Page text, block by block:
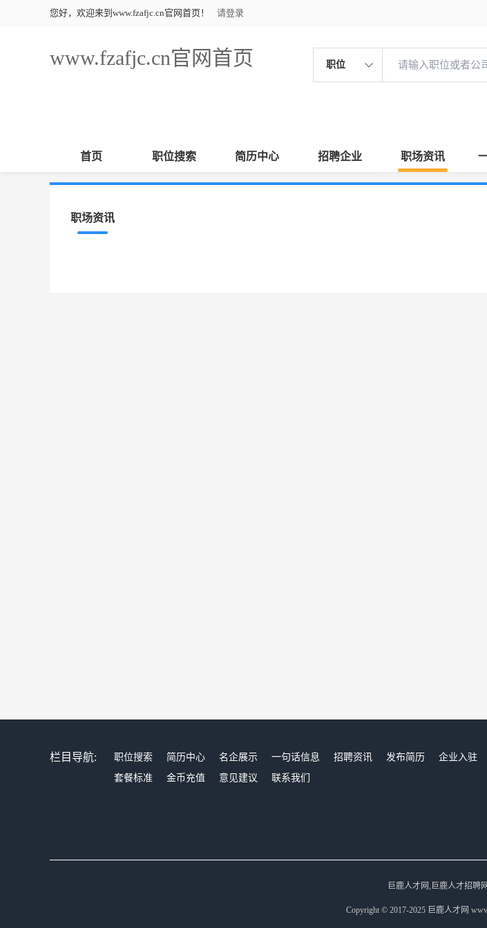
您好，欢迎来到www.fzafjc.cn官网首页！ 请登录
www.fzafjc.cn官网首页 职位
首页 职位搜索 简历中心 招聘企业 职场资讯
职场资讯
栏目导航: 职位搜索 简历中心 名企展示 一句话信息 招聘资讯 发布简历 企业入驻
套餐标准
金币充值 意见建议 联系我们
巨鹿人才网,巨鹿人才招聘
Copyright © 2017-2025 巨鹿人才网